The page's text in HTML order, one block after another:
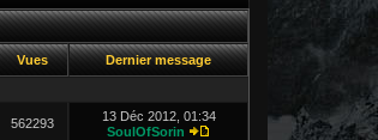
Vues Dernier message
562293
13 Déc 2012, 01:34
SoulOfSorin